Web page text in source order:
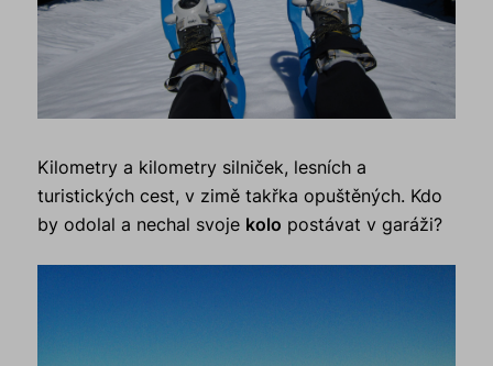
Kilometry a kilometry silniček, lesních a
turistických cest, v zimě takřka opuštěných. Kdo
by odolal a nechal svoje kolo postávat v garáži?